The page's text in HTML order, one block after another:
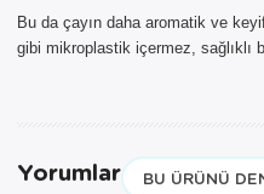
Bu da çayın daha aromatik ve
gibi mikroplastik içermez, sağlıklı
Yorumlar BU ÜRÜNÜ